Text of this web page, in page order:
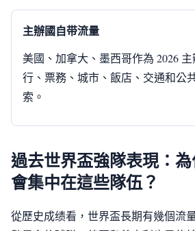
主辦國自带流量
美國、加拿大、墨西哥作為 2026
行、票務、城市、飯店、交通和公
索。
過去世界盃強隊表現：
會集中在這些隊伍？
從歷史成绩看，世界盃長期有幾個流